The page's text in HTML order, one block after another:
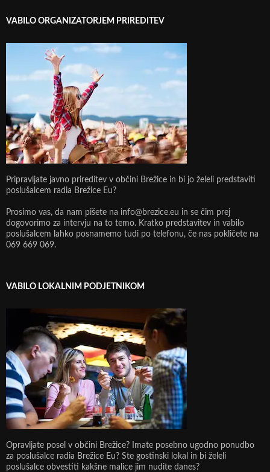
VABILO ORGANIZATORJEM PRIREDITEV
Pripravljate javno prireditev v občini Brežice in bi jo želeli predstaviti
poslušalcem radia Brežice Eu?
Prosimo vas, da nam pišete na info@brezice.eu in se čim prej
dogovorimo za intervju na to temo. Kratko predstavitev in vabilo
poslušalcem lahko posnamemo tudi po telefonu, če nas pokličete na
069 669 069.
VABILO LOKALNIM PODJETNIKOM
Opravljate posel v občini Brežice? Imate posebno ugodno ponudbo
za poslušalce radia Brežice Eu? Ste gostinski lokal in bi želeli
poslušalce obvestiti kakšne malice jim nudite danes?